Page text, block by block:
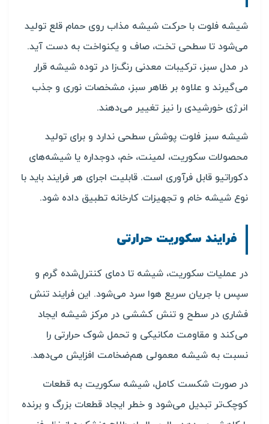
شیشه فلوت با حرکت شیشه مذاب روی حمام قلع تولید
می‌شود تا سطحی تخت، صاف و یکنواخت به دست آید.
در مدل سبز، ترکیبات معدنی رنگ‌زا در توده شیشه قرار
می‌گیرند و علاوه بر ظاهر سبز، مشخصات نوری و جذب
انرژی خورشیدی را نیز تغییر می‌دهند.
شیشه سبز فلوت پوشش سطحی ندارد و برای تولید
محصولات سکوریت، لمینت، خم، دوجداره یا شیشه‌های
دکوراتیو قابل فرآوری است. قابلیت اجرای هر فرایند باید با
نوع شیشه خام و تجهیزات کارخانه تطبیق داده شود.
فرایند سکوریت حرارتی
در عملیات سکوریت، شیشه تا دمای کنترل‌شده گرم و
سپس با جریان سریع هوا سرد می‌شود. این فرایند تنش
فشاری در سطح و تنش کششی در مرکز شیشه ایجاد
می‌کند و مقاومت مکانیکی و تحمل شوک حرارتی را
نسبت به شیشه معمولی هم‌ضخامت افزایش می‌دهد.
در صورت شکست کامل، شیشه سکوریت به قطعات
کوچک‌تر تبدیل می‌شود و خطر ایجاد قطعات بزرگ و برنده